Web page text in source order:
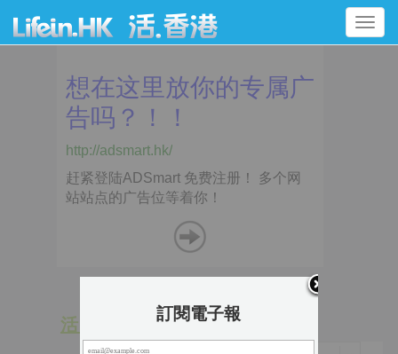
Toggle
navigation
活 動
訂閱電子報